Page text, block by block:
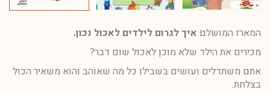
המארז המושלם איך לגרום לילדים לאכול נכון.
מכירים את הילד שלא מוכן לאכול שום דבר?
אתם משתדלים ועושים בשבילו כל מה שאוהב והוא משאיר הכול
בצלחת.